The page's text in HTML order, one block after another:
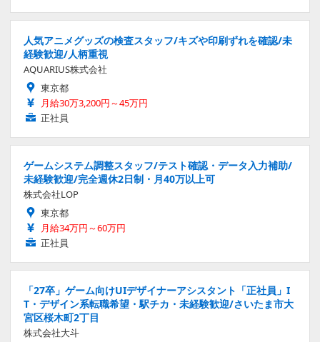
人気アニメグッズの検査スタッフ/キズや印刷ずれを確認/未
経験歓迎/人柄重視
AQUARIUS株式会社
東京都
月給30万3,200円～45万円
正社員
ゲームシステム調整スタッフ/テスト確認・データ入力補助/
未経験歓迎/完全週休2日制・月40万以上可
株式会社LOP
東京都
月給34万円～60万円
正社員
「27卒」ゲーム向けUIデザイナーアシスタント「正社員」I
T・デザイン系転職希望・駅チカ・未経験歓迎/さいたま市大
宮区桜木町2丁目
株式会社大斗